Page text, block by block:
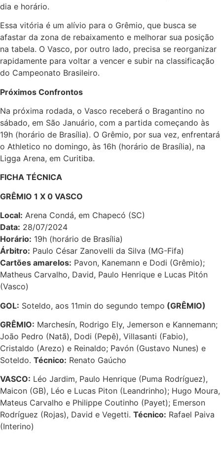
dia e horário.
Essa vitória é um alívio para o Grêmio, que busca se
afastar da zona de rebaixamento e melhorar sua posição
na tabela. O Vasco, por outro lado, precisa se reorganizar
rapidamente para voltar a vencer e subir na classificação
do Campeonato Brasileiro.
Próximos Confrontos
Na próxima rodada, o Vasco receberá o Bragantino no
sábado, em São Januário, com a partida começando às
19h (horário de Brasília). O Grêmio, por sua vez, enfrentará
o Athletico no domingo, às 16h (horário de Brasília), na
Ligga Arena, em Curitiba.
FICHA TÉCNICA
GRÊMIO 1 X 0 VASCO
Local: Arena Condá, em Chapecó (SC)
Data: 28/07/2024
Horário: 19h (horário de Brasília)
Árbitro: Paulo César Zanovelli da Silva (MG-Fifa)
Cartões amarelos: Pavon, Kanemann e Dodi (Grêmio);
Matheus Carvalho, David, Paulo Henrique e Lucas Pitón
(Vasco)
GOL: Soteldo, aos 11min do segundo tempo (GRÊMIO)
GRÊMIO: Marchesín, Rodrigo Ely, Jemerson e Kannemann;
João Pedro (Natã), Dodi (Pepê), Villasanti (Fabio),
Cristaldo (Arezo) e Reinaldo; Pavón (Gustavo Nunes) e
Soteldo. Técnico: Renato Gaúcho
VASCO: Léo Jardim, Paulo Henrique (Puma Rodríguez),
Maicon (GB), Léo e Lucas Piton (Leandrinho); Hugo Moura,
Mateus Carvalho e Philippe Coutinho (Payet); Emerson
Rodríguez (Rojas), David e Vegetti. Técnico: Rafael Paiva
(Interino)